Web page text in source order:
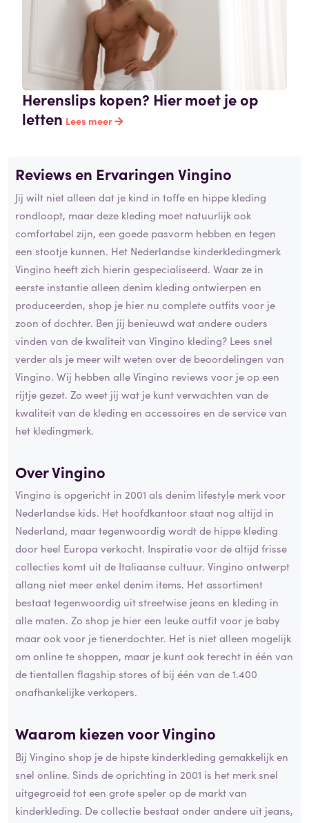
Herenslips kopen? Hier moet je op
letten Lees meer
Reviews en Ervaringen Vingino
Jij wilt niet alleen dat je kind in toffe en hippe kleding
rondloopt, maar deze kleding moet natuurlijk ook
comfortabel zijn, een goede pasvorm hebben en tegen
een stootje kunnen. Het Nederlandse kinderkledingmerk
Vingino heeft zich hierin gespecialiseerd. Waar ze in
eerste instantie alleen denim kleding ontwierpen en
produceerden, shop je hier nu complete outfits voor je
zoon of dochter. Ben jij benieuwd wat andere ouders
vinden van de kwaliteit van Vingino kleding? Lees snel
verder als je meer wilt weten over de beoordelingen van
Vingino. Wij hebben alle Vingino reviews voor je op een
rijtje gezet. Zo weet jij wat je kunt verwachten van de
kwaliteit van de kleding en accessoires en de service van
het kledingmerk.
Over Vingino
Vingino is opgericht in 2001 als denim lifestyle merk voor
Nederlandse kids. Het hoofdkantoor staat nog altijd in
Nederland, maar tegenwoordig wordt de hippe kleding
door heel Europa verkocht. Inspiratie voor de altijd frisse
collecties komt uit de Italiaanse cultuur. Vingino ontwerpt
allang niet meer enkel denim items. Het assortiment
bestaat tegenwoordig uit streetwise jeans en kleding in
alle maten. Zo shop je hier een leuke outfit voor je baby
maar ook voor je tienerdochter. Het is niet alleen mogelijk
om online te shoppen, maar je kunt ook terecht in één van
de tientallen flagship stores of bij één van de 1.400
onafhankelijke verkopers.
Waarom kiezen voor Vingino
Bij Vingino shop je de hipste kinderkleding gemakkelijk en
snel online. Sinds de oprichting in 2001 is het merk snel
uitgegroeid tot een grote speler op de markt van
kinderkleding. De collectie bestaat onder andere uit jeans,